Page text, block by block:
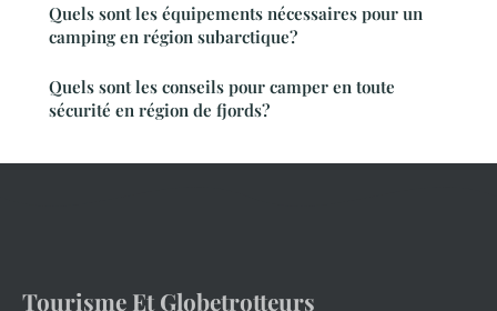
Quels sont les équipements nécessaires pour un
camping en région subarctique?
Quels sont les conseils pour camper en toute
sécurité en région de fjords?
Tourisme Et Globetrotteurs